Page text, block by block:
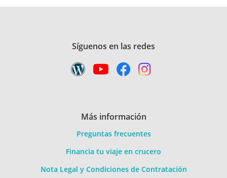
Síguenos en las redes
Más información
Preguntas frecuentes
Financia tu viaje en crucero
Nota Legal y Condiciones de Contratación